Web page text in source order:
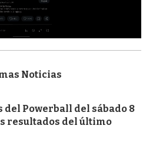
Noticias
Powerball del sábado 8
resultados del último